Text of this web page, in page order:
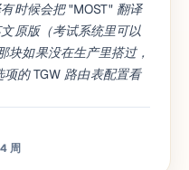
时候会把 "MOST" 翻译
原版（考试系统里可以
块如果没在生产里搭过，
的 TGW 路由表配置看
周